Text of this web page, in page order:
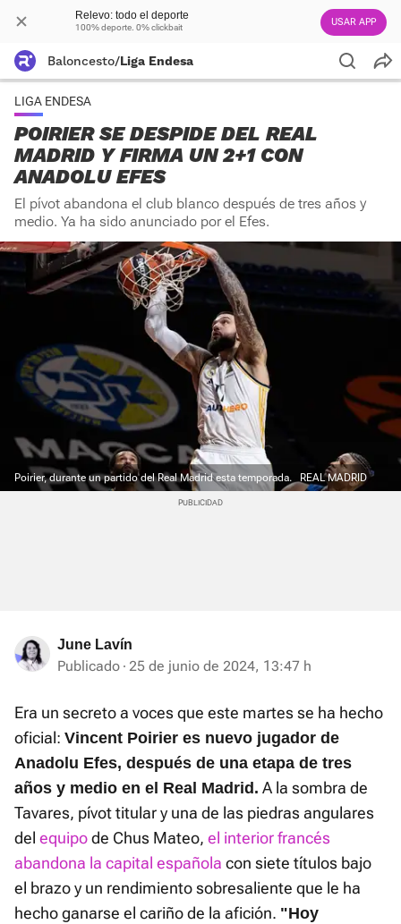
Relevo: todo el deporte
100% deporte. 0% clickbait USAR APP
Baloncesto/Liga Endesa
LIGA ENDESA
POIRIER SE DESPIDE DEL REAL
MADRID Y FIRMA UN 2+1 CON
ANADOLU EFES
El pívot abandona el club blanco después de tres años y
medio. Ya ha sido anunciado por el Efes.
Poirier, durante un partido del Real Madrid esta temporada. REAL MADRID
June Lavín
Publicado 25 de junio de 2024, 13:47 h
Era un secreto a voces que este martes se ha hecho
oficial: Vincent Poirier es nuevo jugador de
Anadolu Efes, después de una etapa de tres
años y medio en el Real Madrid. A la sombra de
Tavares, pívot titular y una de las piedras angulares
del equipode Chus Mateo, el interior francés
abandona la capital española con siete títulos bajo
el brazo y un rendimiento sobresaliente que le ha
hecho ganarse el cariño de la afición. "Hoy